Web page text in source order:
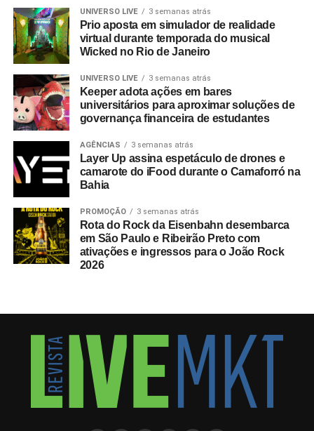
UNIVERSO LIVE 3 semanas atrás
Prio aposta em simulador de realidade
virtual durante temporada do musical
Wicked no Rio de Janeiro
UNIVERSO LIVE 3 semanas atrás
Keeper adota ações em bares
universitários para aproximar soluções de
governança financeira de estudantes
AGÊNCIAS 3 semanas atrás
Layer Up assina espetáculo de drones e
camarote do iFood durante o Camaforró na
Bahia
PROMOÇÃO 3 semanas atrás
Rota do Rock da Eisenbahn desembarca
em São Paulo e Ribeirão Preto com
ativações e ingressos para o João Rock
2026